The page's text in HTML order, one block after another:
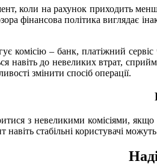
коли на рахунок приходить
фінансова політика виглядає
комісію – банк, платіжний
навіть до невеликих втрат,
змінити спосіб операції.
з невеликими комісіями,
стабільні користувачі